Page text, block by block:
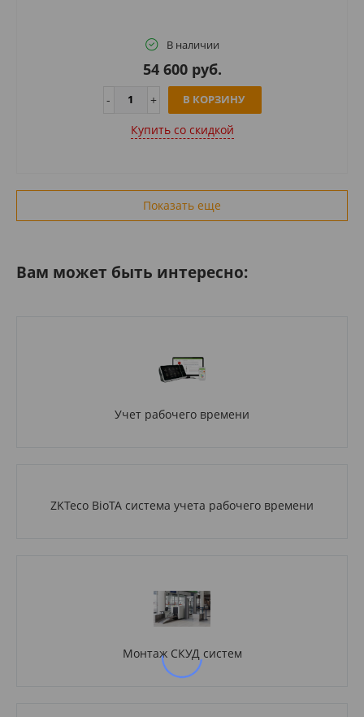
В наличии
54 600 руб.
В КОРЗИНУ
Купить cо скидкой
Показать еще
Вам может быть интересно:
Учет рабочего времени
ZKTeco BioTA система учета рабочего времени
Монтаж СКУД систем